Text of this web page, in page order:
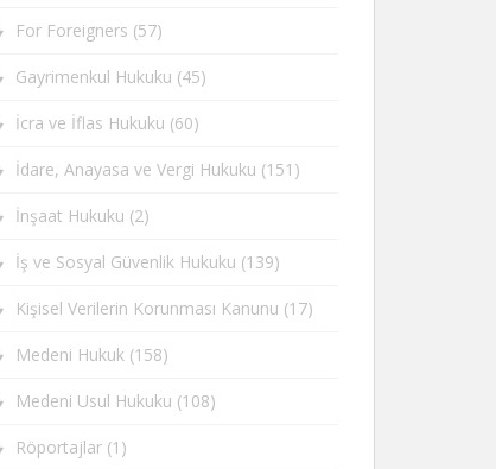
For Foreigners (57)
Gayrimenkul Hukuku (45)
İcra ve İflas Hukuku (60)
İdare, Anayasa ve Vergi Hukuku (151)
İnşaat Hukuku (2)
İş ve Sosyal Güvenlik Hukuku (139)
Kişisel Verilerin Korunması Kanunu (17)
Medeni Hukuk (158)
Medeni Usul Hukuku (108)
Röportajlar (1)